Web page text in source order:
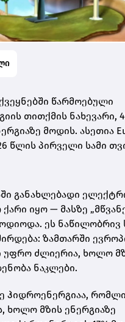
წარმოებული
თითქმის ნახევარი,
მოდის. ასეთია
წლის პირველი სამი
განახლებადი
იყო — მასზე
ეს ნაწილობრივ
ზამთარში
უფრო ძლიერია, ხოლო
ნაკლები.
ჰიდროენერგიაა,
ხოლო მზის ენერგიაზე